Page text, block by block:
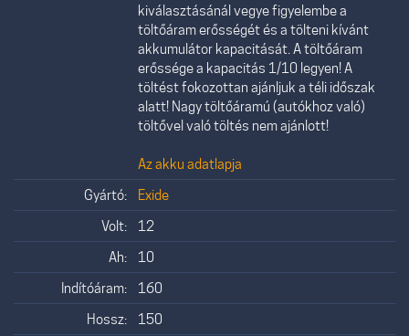
kiválasztásánál vegye figyelembe a
töltőáram erősségét és a tölteni kívánt
akkumulátor kapacitását. A töltőáram
erőssége a kapacitás 1/10 legyen! A
töltést fokozottan ajánljuk a téli időszak
alatt! Nagy töltőáramú (autókhoz való)
töltővel való töltés nem ajánlott!
Az akku adatlapja
Gyártó:
Exide
Volt:
12
Ah:
10
Indítóáram:
160
Hossz:
150